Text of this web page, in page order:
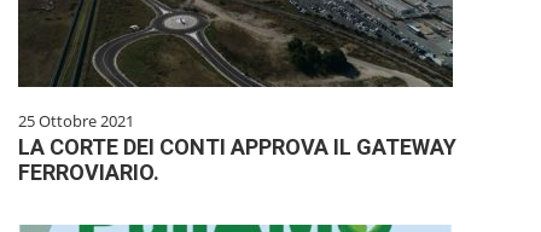
25 Ottobre 2021
LA CORTE DEI CONTI APPROVA IL GATEWAY
FERROVIARIO.